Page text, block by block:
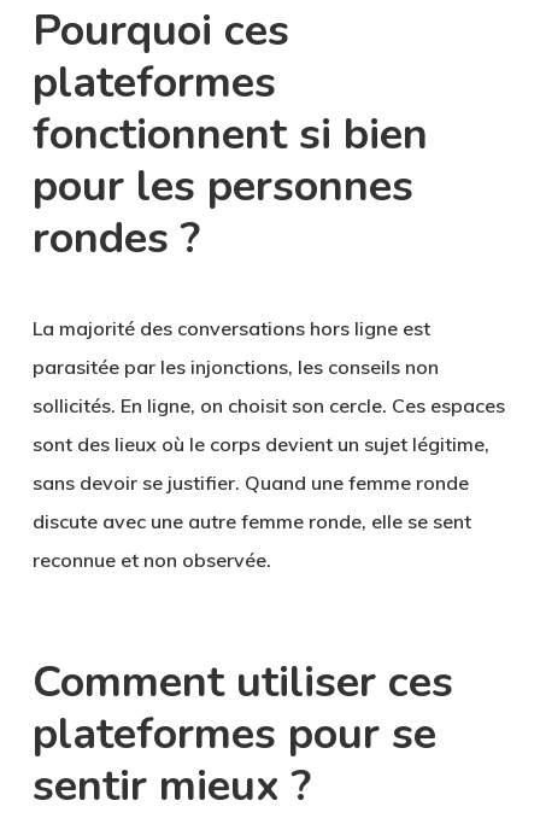
Pourquoi ces
plateformes
fonctionnent si bien
pour les personnes
rondes ?
La majorité des conversations hors ligne est
parasitée par les injonctions, les conseils non
sollicités. En ligne, on choisit son cercle. Ces espaces
sont des lieux où le corps devient un sujet légitime,
sans devoir se justifier. Quand une femme ronde
discute avec une autre femme ronde, elle se sent
reconnue et non observée.
Comment utiliser ces
plateformes pour se
sentir mieux ?